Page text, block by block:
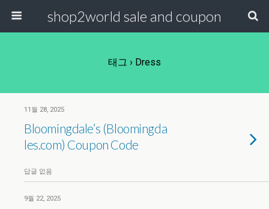
shop2world sale and coupon
태그 › Dress
11월 28, 2025
Bloomingdale’s (Bloomingda​
les.com) Coupon Code
답글 없음
9월 22, 2025